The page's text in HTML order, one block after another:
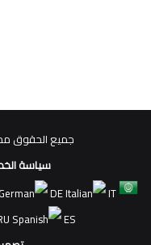
جميع الحقوق
سياسة
DE
IT
ES